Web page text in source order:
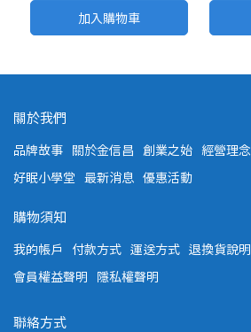
加入購物車
關於我們
品牌故事 關於金信昌 創業之始 經營理念
好眠小學堂 最新消息 優惠活動
購物須知
我的帳戶 付款方式 運送方式 退換貨說明
會員權益聲明 隱私權聲明
聯絡方式